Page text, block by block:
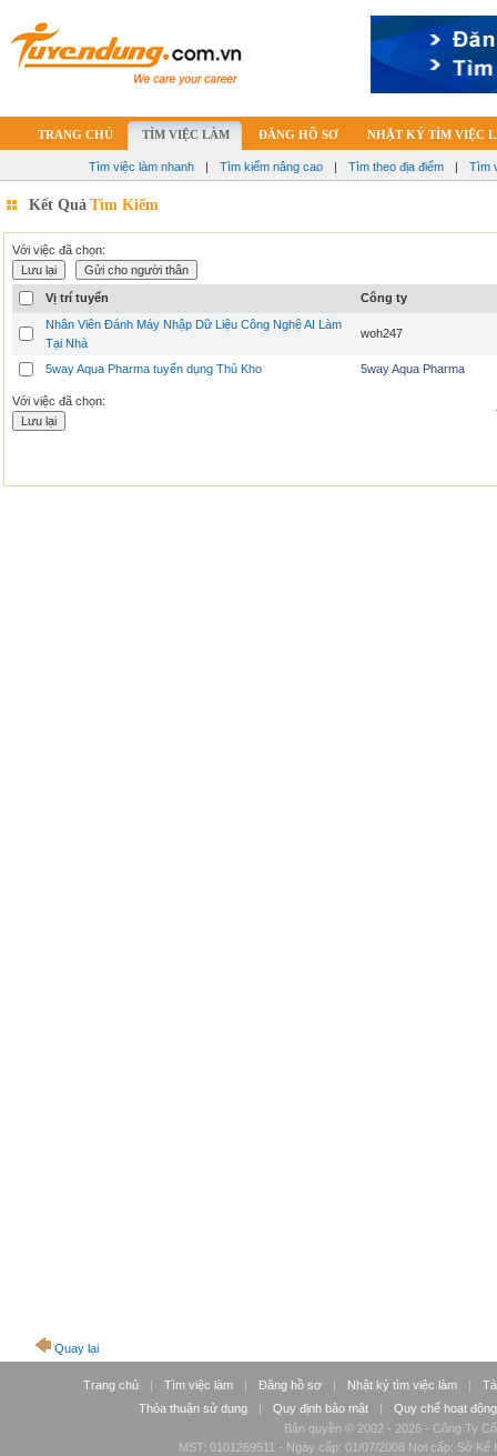
TRANG CHỦ TÌM VIỆC LÀM ĐĂNG HỒ SƠ NHẬT KÝ TÌM VIỆC
Tìm việc làm nhanh | Tìm kiếm nâng cao | Tìm theo địa điểm | Tìm
Kết Quả Tìm Kiếm
Với việc đã chọn:
Vị trí tuyển
Công ty
Nhân Viên Đánh Máy Nhập Dữ Liệu Công Nghệ AI Làm
Tại Nhà
woh247
5way Aqua Pharma tuyển dụng Thủ Kho 5way Aqua Pharma
Với việc đã chọn:
Quay lại
Trang chủ | Tìm việc làm | Đăng hồ sơ | Nhật ký tìm việc làm |
Thỏa thuận sử dụng
| Quy định bảo mật |
Quy chế hoạt động
Bản quyền © 2002 - 2026 - Công Ty
MST: 0101269511 - Ngày cấp: 01/07/2008 Nơi cấp: Sở